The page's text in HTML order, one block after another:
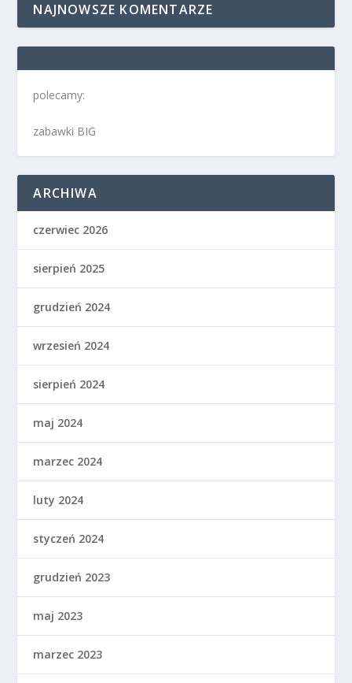
NAJNOWSZE KOMENTARZE
polecamy:
zabawki BIG
ARCHIWA
czerwiec 2026
sierpień 2025
grudzień 2024
wrzesień 2024
sierpień 2024
maj 2024
marzec 2024
luty 2024
styczeń 2024
grudzień 2023
maj 2023
marzec 2023